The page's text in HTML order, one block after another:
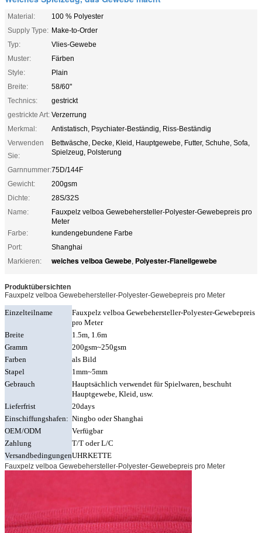
Material:
100 % Polyester
Supply Type: Make-to-Order
Typ:
Vlies-Gewebe
Muster:
Färben
Style:
Plain
Breite:
58/60"
Technics:
gestrickt
gestrickte Art: Verzerrung
Merkmal:
Antistatisch, Psychiater-Beständig, Riss-Beständig
Verwenden
Sie:
Bettwäsche, Decke, Kleid, Hauptgewebe, Futter, Schuhe, Sofa,
Spielzeug, Polsterung
Garnnummer:75D/144F
Gewicht:
200gsm
Dichte:
28S/32S
Name:
Fauxpelz velboa Gewebehersteller-Polyester-Gewebepreis pro
Meter
Farbe:
kundengebundene Farbe
Port:
Shanghai
Markieren:
weiches velboa Gewebe, Polyester-Flanellgewebe
Produktübersichten
Fauxpelz velboa Gewebehersteller-Polyester-Gewebepreis pro Meter
Einzelteilname
Fauxpelz velboa Gewebehersteller-Polyester-Gewebepreis
pro Meter
Breite
1.5m, 1.6m
Gramm
200gsm~250gsm
Farben
als Bild
Stapel
1mm~5mm
Gebrauch
Hauptsächlich verwendet für Spielwaren, beschuht
Hauptgewebe, Kleid, usw.
Lieferfrist
20days
Einschiffungshafen: Ningbo oder Shanghai
OEM/ODM
Verfügbar
Zahlung
T/T oder L/C
VersandbedingungenUHRKETTE
Fauxpelz velboa Gewebehersteller-Polyester-Gewebepreis pro Meter